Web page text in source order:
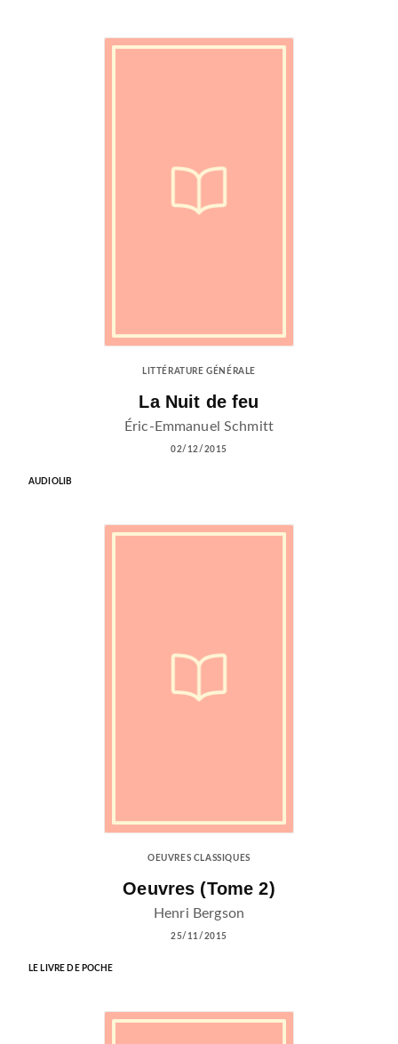
LITTÉRATURE GÉNÉRALE
La Nuit de feu
Éric-Emmanuel Schmitt
02/12/2015
AUDIOLIB
OEUVRES CLASSIQUES
Oeuvres (Tome 2)
Henri Bergson
25/11/2015
LE LIVRE DE POCHE